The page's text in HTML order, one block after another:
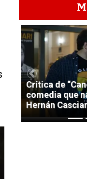
Crítica de
comedia que
Hernán
Previous